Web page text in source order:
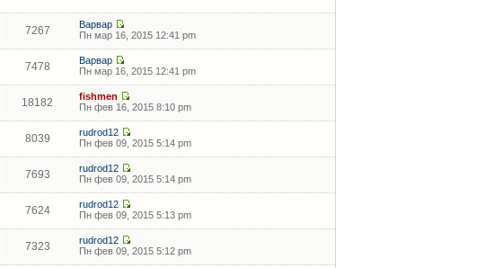
7267
Варвар
Пн мар 16, 2015 12:41 pm
7478
Варвар
Пн мар 16, 2015 12:41 pm
18182
fishmen
Пн фев 16, 2015 8:10 pm
8039
rudrod12
Пн фев 09, 2015 5:14 pm
7693
rudrod12
Пн фев 09, 2015 5:14 pm
7624
rudrod12
Пн фев 09, 2015 5:13 pm
7323
rudrod12
Пн фев 09, 2015 5:12 pm